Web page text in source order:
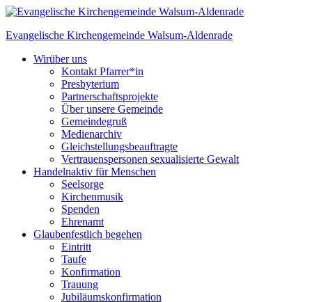
Skip
content
Evangelische Kirchengemeinde Walsum-Aldenrade
Wirüber uns
Kontakt Pfarrer*in
Presbyterium
Partnerschaftsprojekte
Über unsere Gemeinde
Gemeindegruß
Medienarchiv
Gleichstellungs­beauftragte
Vertrauenspersonen sexualisierte Gewalt
Handelnaktiv für Menschen
Seelsorge
Kirchenmusik
Spenden
Ehrenamt
Glaubenfestlich begehen
Eintritt
Taufe
Konfirmation
Trauung
Jubiläumskonfirmation